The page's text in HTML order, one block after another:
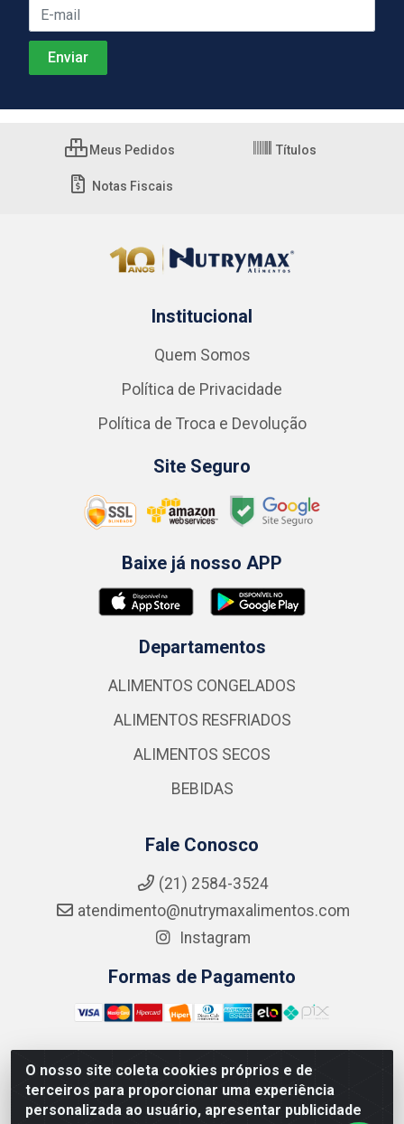
O nosso site coleta cookies próprios e de
terceiros para proporcionar uma experiência
personalizada ao usuário, apresentar publicidade
Meus Pedidos Títulos
Notas Fiscais
Institucional
Quem Somos
Política de Privacidade
Política de Troca e Devolução
Site Seguro
Baixe já nosso APP
Departamentos
ALIMENTOS CONGELADOS
ALIMENTOS RESFRIADOS
ALIMENTOS SECOS
BEBIDAS
Fale Conosco
(21) 2584-3524
atendimento@nutrymaxalimentos.com
Instagram
Formas de Pagamento
NUTRY MAX COMÉRCIO DE PRODUTOS ALIMENTICIOS
LTDA - RUA DO FEIJÃO, 721 PENHA CIRCULAR/RJ -
CNPJ: 15.796.122/0001-03